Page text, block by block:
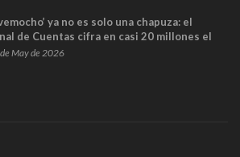
ya no es solo una chapuza: el
de Cuentas cifra en casi 20 millones el
de los trenes que no cabían por los
May de 2026